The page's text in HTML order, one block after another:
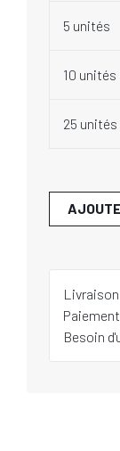
5 unités
10 unités
25 unités
Besoin